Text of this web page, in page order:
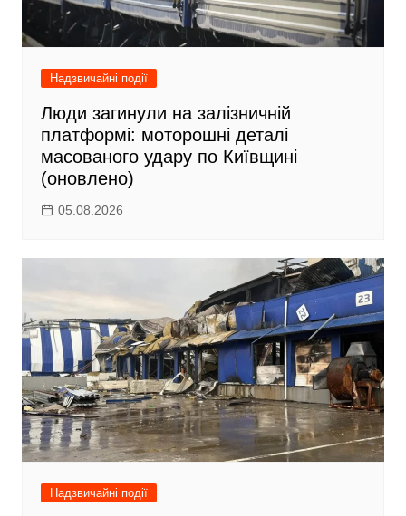
Надзвичайні події
Люди загинули на залізничній
платформі: моторошні деталі
масованого удару по Київщині
(оновлено)
05.08.2026
Надзвичайні події